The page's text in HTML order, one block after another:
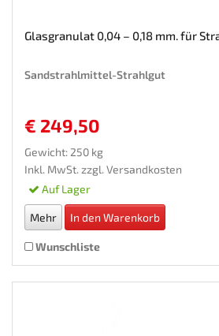
Glasgranulat 0,04 – 0,18 mm. für
Sandstrahlmittel-Strahlgut
€ 249,50
Gewicht: 250 kg
Inkl. MwSt. zzgl. Versandkosten
Auf Lager
Mehr In den Warenkorb
Wunschliste